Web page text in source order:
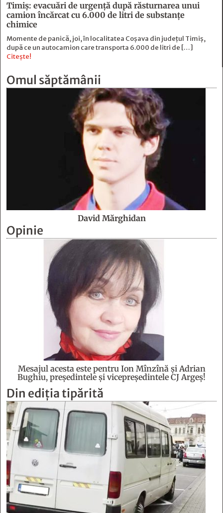
Timiș: evacuări de urgență după răsturnarea unui
camion încărcat cu 6.000 de litri de substanțe
chimice
Momente de panică, joi, în localitatea Coșava din județul Timiș,
după ce un autocamion care transporta 6.000 de litri de […]
Citește!
Omul săptămânii
David Mărghidan
Opinie
Mesajul acesta este pentru Ion Mînzînă şi Adrian
Bughiu, preşedintele şi vicepreşedintele CJ Argeş!
Din ediția tipărită